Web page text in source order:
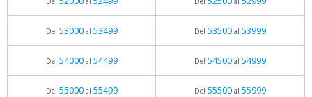
Del 53000al 53499 Del 53500al 53999
Del 54000al 54499 Del 54500al 54999
Del 55000al 55499 Del 55500al 55999